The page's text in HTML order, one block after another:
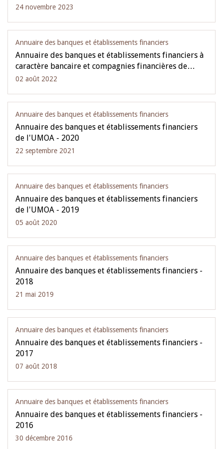
24 novembre 2023
Annuaire des banques et établissements financiers
Annuaire des banques et établissements financiers à
caractère bancaire et compagnies financières de…
02 août 2022
Annuaire des banques et établissements financiers
Annuaire des banques et établissements financiers
de l'UMOA - 2020
22 septembre 2021
Annuaire des banques et établissements financiers
Annuaire des banques et établissements financiers
de l'UMOA - 2019
05 août 2020
Annuaire des banques et établissements financiers
Annuaire des banques et établissements financiers -
2018
21 mai 2019
Annuaire des banques et établissements financiers
Annuaire des banques et établissements financiers -
2017
07 août 2018
Annuaire des banques et établissements financiers
Annuaire des banques et établissements financiers -
2016
30 décembre 2016